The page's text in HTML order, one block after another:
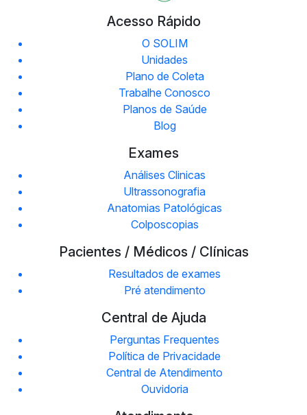
Acesso Rápido
O SOLIM
Unidades
Plano de Coleta
Trabalhe Conosco
Planos de Saúde
Blog
Exames
Análises Clinicas
Ultrassonografia
Anatomias Patológicas
Colposcopias
Pacientes / Médicos / Clínicas
Resultados de exames
Pré atendimento
Central de Ajuda
Perguntas Frequentes
Política de Privacidade
Central de Atendimento
Ouvidoria